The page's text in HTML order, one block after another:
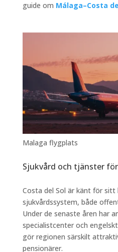
guide om Málaga–Costa
Malaga flygplats
Sjukvård och tjänster
Costa del Sol är känt för sitt
sjukvårdssystem, både
Under de senaste åren har
specialistcenter och
gör regionen särskilt
pensionärer.